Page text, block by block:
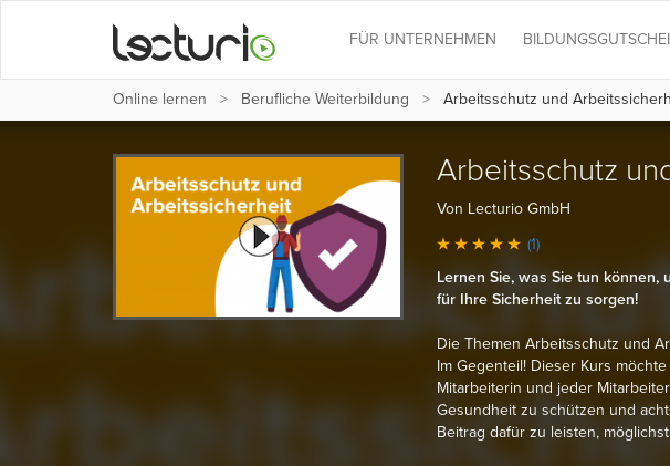
FÜR UNTERNEHMEN
Online lernen Berufliche Weiterbildung Arbeitsschutz und
Arbeitsschutz
Von Lecturio GmbH
(1)
Lernen Sie, was Sie tun
für Ihre Sicherheit zu sorgen!
Die Themen Arbeitsschutz und
Im Gegenteil! Dieser Kurs
Mitarbeiterin und jeder
Gesundheit zu schützen und
Beitrag dafür zu leisten,